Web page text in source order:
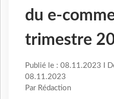
du e-
trimestre
Publié le : 08.11.2023 I
08.11.2023
Par Rédaction